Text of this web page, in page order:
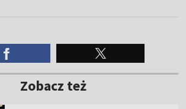
Zobacz też